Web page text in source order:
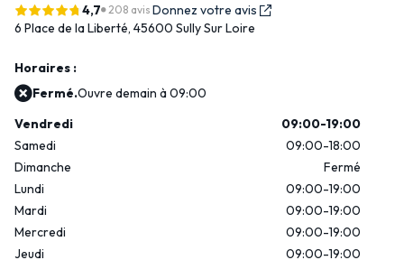
4,7 208 avis Donnez votre avis
6 Place de la Liberté, 45600 Sully Sur Loire
Horaires :
Fermé.Ouvre demain à 09:00
Vendredi
09:00-19:00
Samedi
09:00-18:00
Dimanche
Fermé
Lundi
09:00-19:00
Mardi
09:00-19:00
Mercredi
09:00-19:00
Jeudi
09:00-19:00